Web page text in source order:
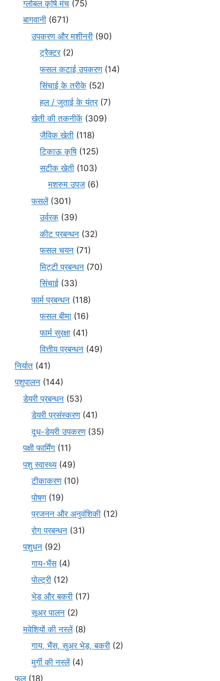
ग्लोबल कृषि मंच (75)
बागवानी (671)
उपकरण और मशीनरी (90)
ट्रैक्टर(2)
फसल कटाई उपकरण(14)
सिंचाई के तरीके (52)
हल / जुताई के यंत्र(7)
खेती की तकनीकें (309)
जैविक खेती (118)
टिकाऊ कृषि(125)
सटीक खेती (103)
मशरुम उपज (6)
फसलें(301)
उर्वरक (39)
कीट प्रबन्धन (32)
फसल चयन (71)
मि‌ट्टी प्रबन्धन (70)
सिंचाई (33)
फार्म प्रबन्धन (118)
फसल बीमा (16)
फार्म सुरक्षा (41)
वित्तीय प्रबन्धन (49)
निर्यात (41)
पशुपालन (144)
डेयरी प्रबन्धन (53)
डेयरी प्रसंस्करण(41)
दूध-डेयरी उपकरण(35)
पक्षी फार्मिंग (11)
पशु स्वास्थ्य(49)
टीकाकरण(10)
पोषण(19)
प्रजनन और अनुवंशिकी (12)
रोग प्रबन्धन (31)
पशुधन (92)
गाय-भैंस(4)
पोल्ट्री (12)
भेड़ और बकरी (17)
सूअर पालन (2)
मवेशियों की नस्लें(8)
गाय, भैंस, सुअर भेड़, बकरी (2)
मुर्गी की नस्लें(4)
फल(18)